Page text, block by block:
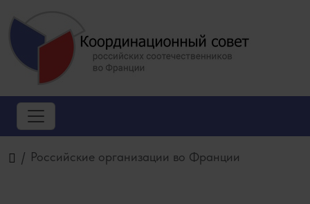
Российские организации во Франции